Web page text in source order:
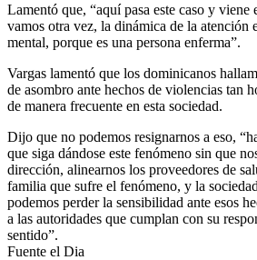
Lamentó que, “aquí pasa este caso y viene
vamos otra vez, la dinámica de la atención
mental, porque es una persona enferma”.
Vargas lamentó que los dominicanos
de asombro ante hechos de violencias tan
de manera frecuente en esta sociedad.
Dijo que no podemos resignarnos a eso,
que siga dándose este fenómeno sin que
dirección, alinearnos los proveedores de
familia que sufre el fenómeno, y la
podemos perder la sensibilidad ante esos
a las autoridades que cumplan con su
sentido”.
Fuente el Dia